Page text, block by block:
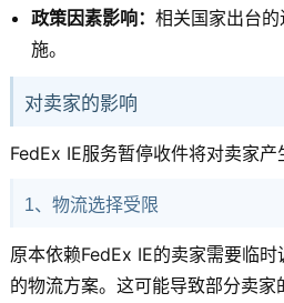
政策因素影响：相关国家出台
施。
对卖家的影响
FedEx IE服务暂停收件将对卖家产
1、物流选择受限
原本依赖FedEx IE的卖家需要临
的物流方案。这可能导致部分卖